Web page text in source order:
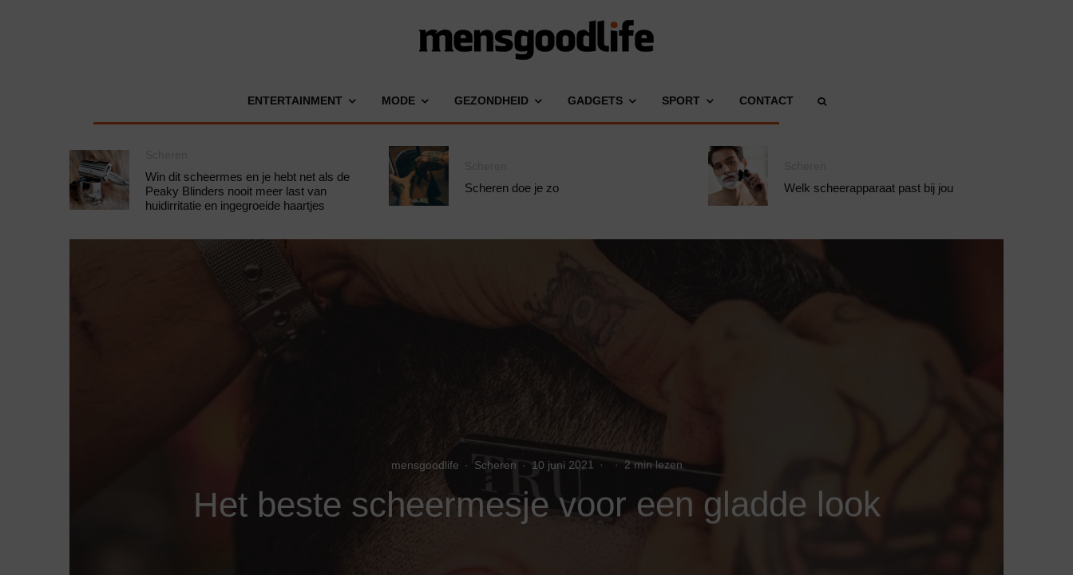
ENTERTAINMENT MODE GEZONDHEID GADGETS SPORT CONTACT
Win dit scheermes en je hebt net als de
Peaky Blinders nooit meer last van
huidirritatie en ingegroeide haartjes
Scheren doe je zo Welk scheerapparaat past bij jou
mensgoodlife · Scheren · 10 juni 2021 · · 2 min lezen
Het beste scheermesje voor een gladde look